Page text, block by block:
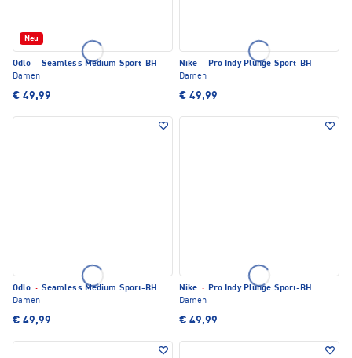
Neu
Odlo · Seamless Medium Sport-BH
Damen
€ 49,99
Nike · Pro Indy Plunge Sport-BH
Damen
€ 49,99
Odlo · Seamless Medium Sport-BH
Damen
€ 49,99
Nike · Pro Indy Plunge Sport-BH
Damen
€ 49,99